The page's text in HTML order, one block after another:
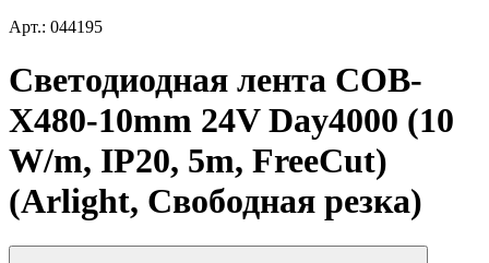
Арт.: 044195
Светодиодная лента COB-
X480-10mm 24V Day4000 (10
W/m, IP20, 5m, FreeCut)
(Arlight, Свободная резка)